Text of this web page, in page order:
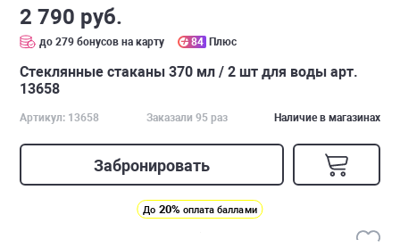
2 790 руб.
до 279 бонусов на карту 84 Плюс
Стеклянные стаканы 370 мл / 2 шт для воды арт.
13658
Артикул: 13658 Заказали 95 раз Наличие в магазинах
Забронировать
До 20% оплата баллами